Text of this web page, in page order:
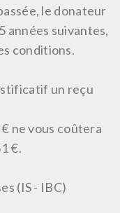
le donateur
années suivantes,
conditions.
un reçu
ne vous coûtera
€.
(IS - IBC)